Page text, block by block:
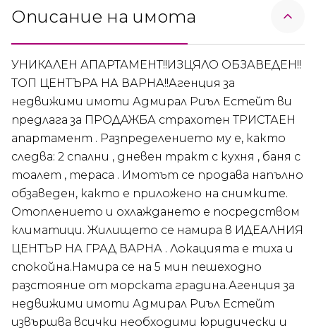
Описание на имота
УНИКАЛЕН АПАРТАМЕНТ!!ИЗЦЯЛО ОБЗАВЕДЕН!!
ТОП ЦЕНТЪРА НА ВАРНА!!Агенция за
недвижими имоти Адмирал Риъл Естейт ви
предлага за ПРОДАЖБА страхотен ТРИСТАЕН
апартамент . Разпределението му е, както
следва: 2 спални , дневен тракт с кухня , баня с
тоалет , тераса . Имотът се продава напълно
обзаведен, както е приложено на снимките.
Отоплението и охлаждането е посредством
климатици. Жилището се намира в ИДЕАЛНИЯ
ЦЕНТЪР НА ГРАД ВАРНА . Локацията е тиха и
спокойна.Намира се на 5 мин пешеходно
разстояние от морската градина.Агенция за
недвижими имоти Адмирал Риъл Естейт
извършва всички необходими юридически и